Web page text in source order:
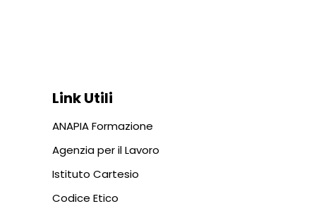
Link Utili
ANAPIA Formazione
Agenzia per il Lavoro
Istituto Cartesio
Codice Etico